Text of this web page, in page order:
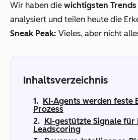
Wir haben die wichtigsten Trends
analysiert und teilen heute die
Sneak Peak: Vieles, aber nicht
Inhaltsverzeichnis
KI-Agents werden feste
Prozess
KI-gestützte Signale
Leadscoring